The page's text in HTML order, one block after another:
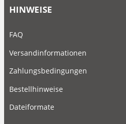
HINWEISE
FAQ
Versandinformationen
Zahlungsbedingungen
Bestellhinweise
Dateiformate